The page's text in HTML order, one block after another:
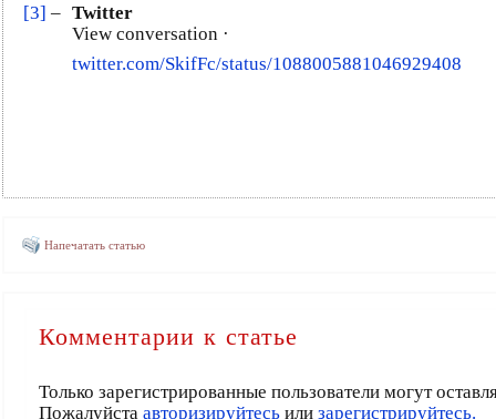
[3] – Twitter
View conversation ·
twitter.com/SkifFc/status/1088005881046929408
Напечатать статью
Комментарии к статье
Только зарегистрированные пользователи могут
Пожалуйста авторизируйтесьили зарегистрируйтесь.